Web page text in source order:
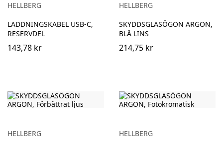
HELLBERG
LADDNINGSKABEL USB-C,
RESERVDEL
143,78 kr
HELLBERG
SKYDDSGLASÖGON ARGON,
BLÅ LINS
214,75 kr
HELLBERG
HELLBERG